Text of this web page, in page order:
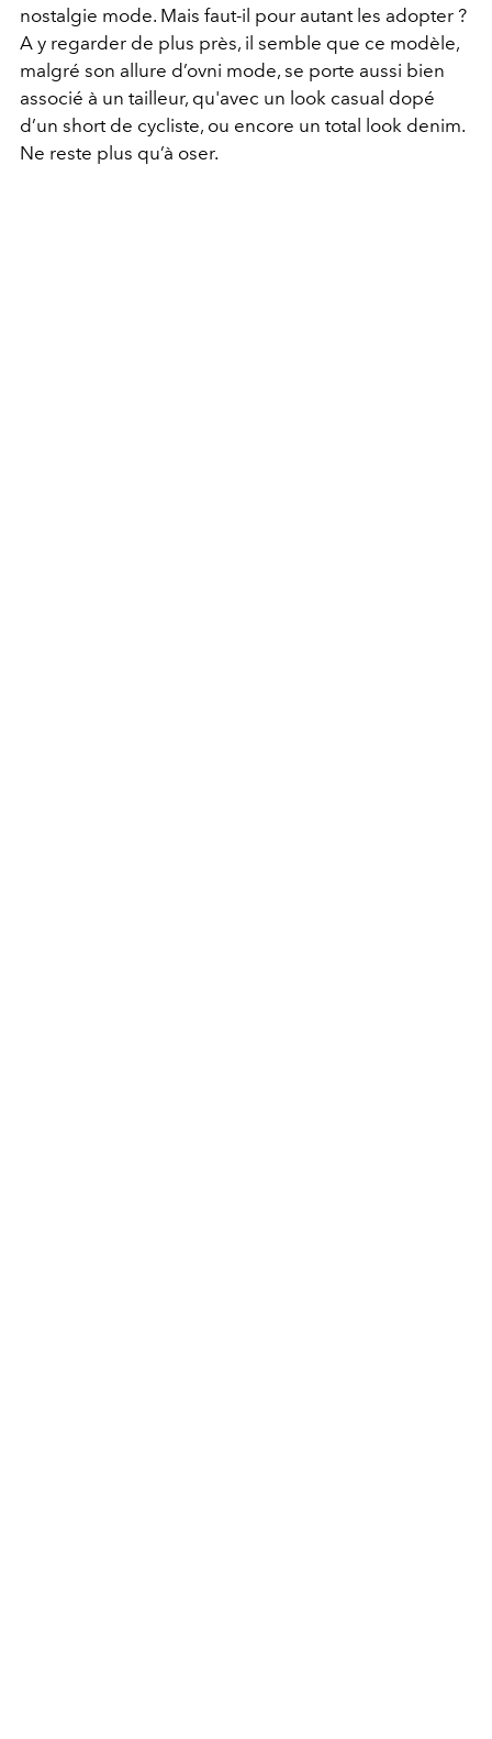
nostalgie mode. Mais faut-il pour autant les adopter ?
A y regarder de plus près, il semble que ce modèle,
malgré son allure d’ovni mode, se porte aussi bien
associé à un tailleur, qu'avec un look casual dopé
d’un short de cycliste, ou encore un total look denim.
Ne reste plus qu’à oser.